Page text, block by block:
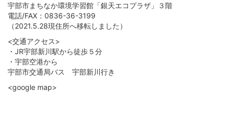
宇部市まちなか環境学習館「銀天エコプラザ」３階
電話/FAX：0836-36-3199
（2021.5.28現住所へ移転しました）
<交通アクセス>
・JR宇部新川駅から徒歩５分
・宇部空港から
宇部市交通局バス 宇部新川行き
<google map>